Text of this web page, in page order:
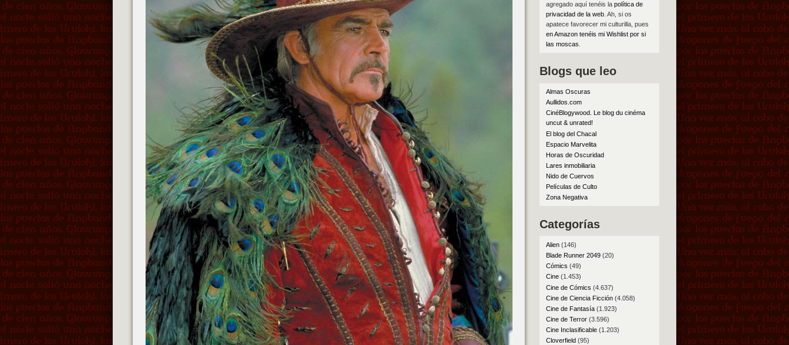
agregado aquí tenéis la política de
privacidad de la web. Ah, si os
apatece favorecer mi culturilla, pues
en Amazon tenéis mi Wishlist por si
las moscas
Blogs que leo
Almas Oscuras
Aullidos.com
CinéBlogywood. Le blog du cinéma
uncut & unrated!
El blog del Chacal
Espacio Marvelita
Horas de Oscuridad
Lares inmobiliaria
Nido de Cuervos
Películas de Culto
Zona Negativa
Categorías
Alien(146)
Blade Runner 2049(20)
Cómics (49)
Cine(1.453)
Cine de Cómics (4.637)
Cine de Ciencia Ficción(4.058)
Cine de Fantasía(1.923)
Cine de Terror(3.596)
Cine Inclasificable(1.203)
Cloverfield(95)